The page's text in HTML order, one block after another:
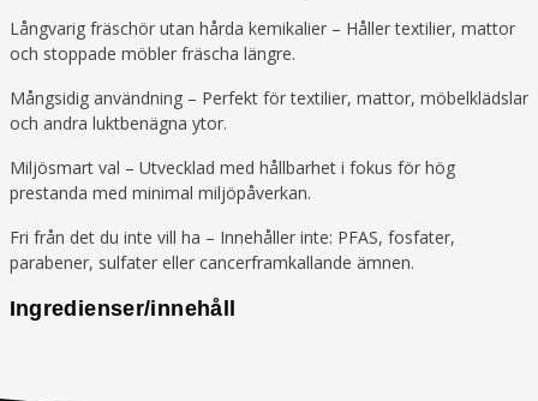
Långvarig fräschör utan hårda kemikalier – Håller textilier, mattor
och stoppade möbler fräscha längre.
Mångsidig användning – Perfekt för textilier, mattor, möbelklädslar
och andra luktbenägna ytor.
Miljösmart val – Utvecklad med hållbarhet i fokus för hög
prestanda med minimal miljöpåverkan.
Fri från det du inte vill ha – Innehåller inte: PFAS, fosfater,
parabener, sulfater eller cancerframkallande ämnen.
Ingredienser/innehåll